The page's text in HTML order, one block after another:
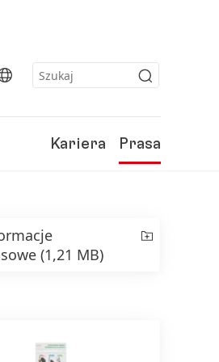
Kariera Prasa
(1,21 MB)